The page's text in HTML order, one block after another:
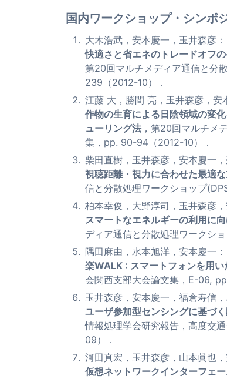
国内ワークショップ・シンポ
大木浩武，安本慶一，玉井森彦：
快適さと省エネのトレードオフ
第20回マルチメディア通信と分
239（2012-10）．
江藤 大，勝間 亮，玉井森彦，安
作物の生育による日陰領域の変
ューリング法 ，第20回マルチメ
集，pp. 90-94（2012-10）．
柴田直樹，玉井森彦，安本慶一，
視聴距離・視力に合わせた最適
信と分散処理ワークショップ
柏本幸俊，大野淳司，玉井森彦，
スマートなエネルギーの利用に
ディア通信と分散処理ワークシ
隅田麻由，水本旭洋，安本慶一：
楽WALK : スマートフォンを用
会関西支部大会論文集，E-06,
玉井森彦，安本慶一，福倉寿信，
ユーザ参加型センシングに基づ
情報処理学会研究報告，高度交
09）．
河田真宏，玉井森彦，山本眞也，
仮想ネットワークインターフェ